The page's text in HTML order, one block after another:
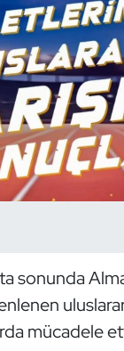
sonunda
mücadele